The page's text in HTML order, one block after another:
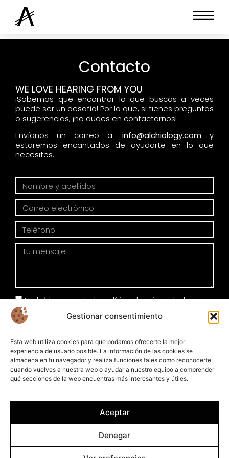
Gestionar consentimiento
Esta web utiliza cookies para que podamos ofrecerte la mejor
experiencia de usuario posible. La información de las cookies se
almacena en tu navegador y realiza funciones tales como reconocerte
cuando vuelves a nuestra web o ayudar a nuestro equipo a comprender
qué secciones de la web encuentras más interesantes y útiles.
Aceptar
Denegar
colorantes
Contacto
WE LOVE HEARING FROM YOU
¡Sabemos que encontrar lo que buscas a veces
puede ser un desafío! Por lo que, si tienes preguntas
o sugerencias, ¡no dudes en contactarnos!
Envíanos un correo a: info@alchiology.com
y
estaremos encantados de ayudarte en lo que
necesites.
He leído y acepto la política de privacidad
Enviar